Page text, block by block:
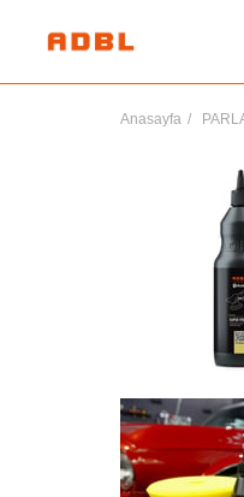
Anasayfa